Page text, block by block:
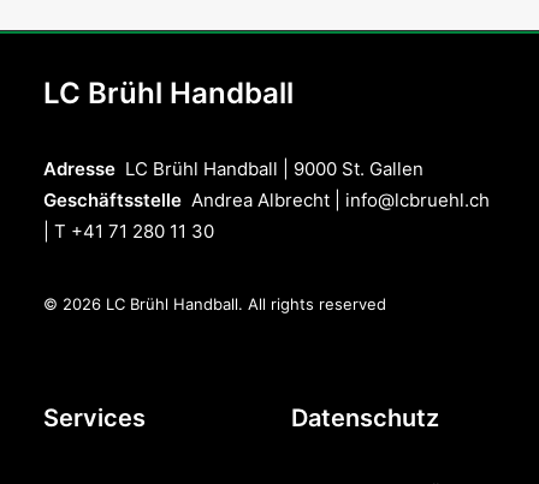
LC Brühl Handball
Adresse LC Brühl Handball | 9000 St. Gallen
Geschäftsstelle Andrea Albrecht | info@lcbruehl.ch
| T +41 71 280 11 30
© 2026 LC Brühl Handball. All rights reserved
Services Datenschutz